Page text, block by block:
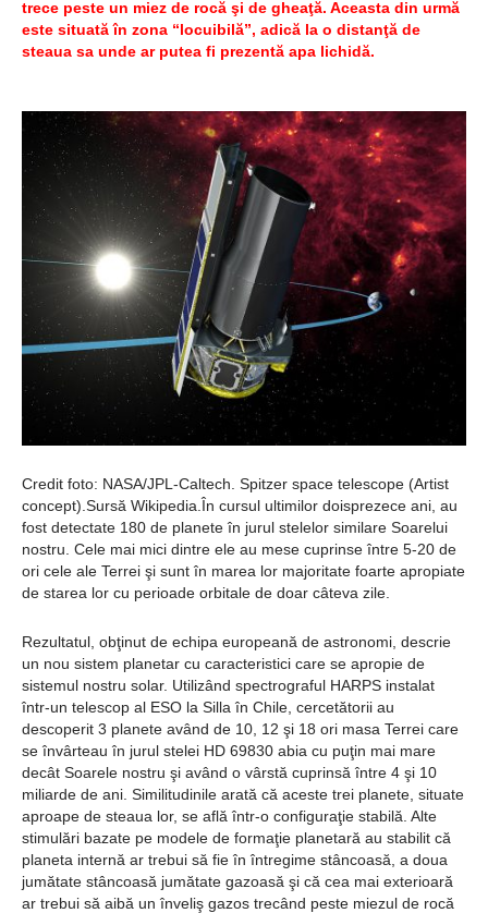
Şi-a vândut soţia
pentru un ritual de
trece peste un miez de rocă şi de gheaţă. Aceasta din urmă
este situată în zona “locuibilă”, adică la o distanţă de
steaua sa unde ar putea fi prezentă apa lichidă.
Credit foto: NASA/JPL-Caltech. Spitzer space telescope (Artist
concept).Sursă Wikipedia.În cursul ultimilor doisprezece ani, au
fost detectate 180 de planete în jurul stelelor similare Soarelui
nostru. Cele mai mici dintre ele au mese cuprinse între 5-20 de
ori cele ale Terrei şi sunt în marea lor majoritate foarte apropiate
de starea lor cu perioade orbitale de doar câteva zile.
Rezultatul, obţinut de echipa europeană de astronomi, descrie
un nou sistem planetar cu caracteristici care se apropie de
sistemul nostru solar. Utilizând spectrograful HARPS instalat
într-un telescop al ESO la Silla în Chile, cercetătorii au
descoperit 3 planete având de 10, 12 şi 18 ori masa Terrei care
se învârteau în jurul stelei HD 69830 abia cu puţin mai mare
decât Soarele nostru şi având o vârstă cuprinsă între 4 şi 10
miliarde de ani. Similitudinile arată că aceste trei planete, situate
aproape de steaua lor, se află într-o configuraţie stabilă. Alte
stimulări bazate pe modele de formaţie planetară au stabilit că
planeta internă ar trebui să fie în întregime stâncoasă, a doua
jumătate stâncoasă jumătate gazoasă şi că cea mai exterioară
ar trebui să aibă un înveliş gazos trecând peste miezul de rocă